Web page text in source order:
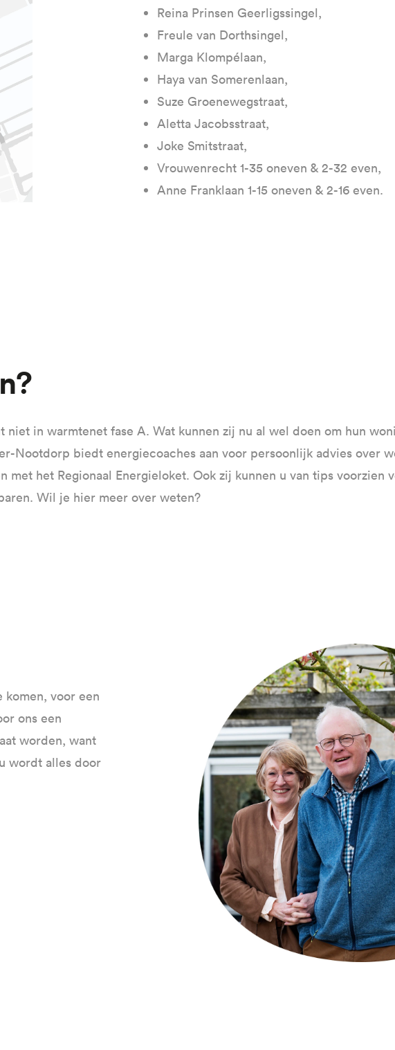
Reina Prinsen Geerligssingel,
Freule van Dorthsingel,
Marga Klompélaan,
Haya van Somerenlaan,
Suze Groenewegstraat,
Aletta Jacobsstraat,
Joke Smitstraat,
Vrouwenrecht 1-35 oneven & 2-32 even,
Anne Franklaan 1-15 oneven & 2-16 even.
in warmtenet fase A. Wat kunnen zij nu al wel doen om hun
Nootdorp biedt energiecoaches aan voor persoonlijk advies over
met het Regionaal Energieloket. Ook zij kunnen u van tips voorzien
Wil je hier meer over weten?
komen, voor een
ons een
worden, want
wordt alles door